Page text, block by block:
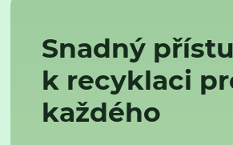
Snadný
k recyklaci
každého